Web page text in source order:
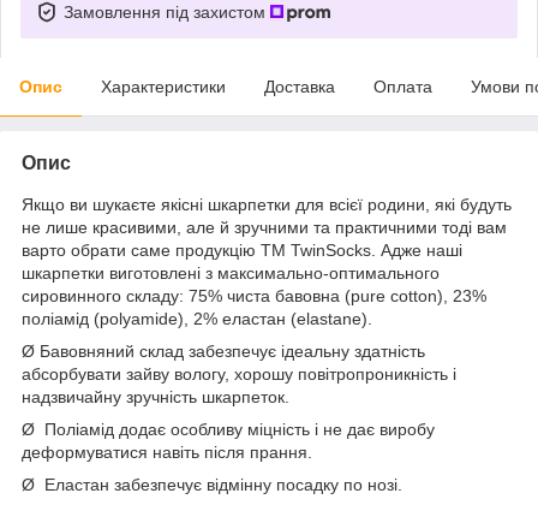
Замовлення під захистом
Опис Характеристики Доставка Оплата Умови
Опис
Якщо ви шукаєте якісні шкарпетки для всієї родини, які будуть
не лише красивими, але й зручними та практичними тоді вам
варто обрати саме продукцію ТM TwinSocks. Адже наші
шкарпетки виготовлені з максимально-оптимального
сировинного складу: 75% чиста бавовна (pure cotton), 23%
поліамід (polyamide), 2% еластан (elastane).
Ø Бавовняний склад забезпечує ідеальну здатність
абсорбувати зайву вологу, хорошу повітропроникність і
надзвичайну зручність шкарпеток.
Ø Поліамід додає особливу міцність і не дає виробу
деформуватися навіть після прання.
Ø Еластан забезпечує відмінну посадку по нозі.